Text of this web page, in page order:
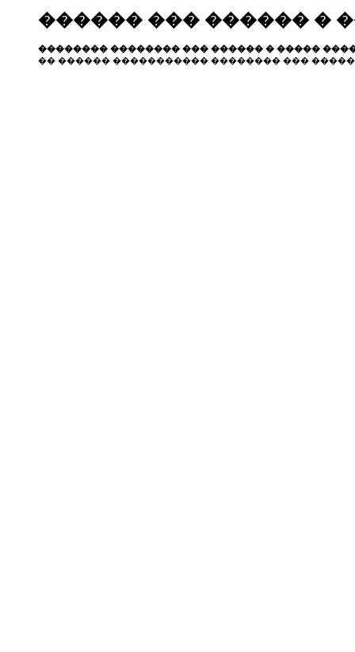
������ ��� ������ �
�������� �������� ��� ������ � �����
�� ������ ����������� �������� ���